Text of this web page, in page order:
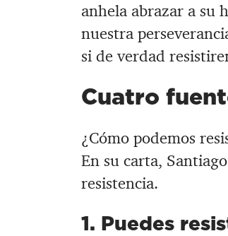
anhela abrazar a su
nuestra
si de verdad
Cuatro
¿Cómo podemos
En su carta,
resistencia.
1. Puedes